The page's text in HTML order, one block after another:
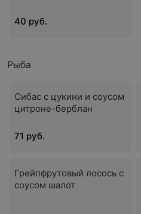
40 руб.
Рыба
Сибас с цукини и соусом
цитроне-берблан
71 руб.
Грейпфрутовый лосось с
соусом шалот